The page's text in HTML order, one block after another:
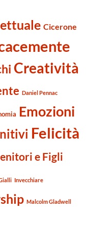
Cicerone
Creatività
Daniel Pennac
Emozioni
Felicità
e Figli
Invecchiare
Malcolm Gladwell